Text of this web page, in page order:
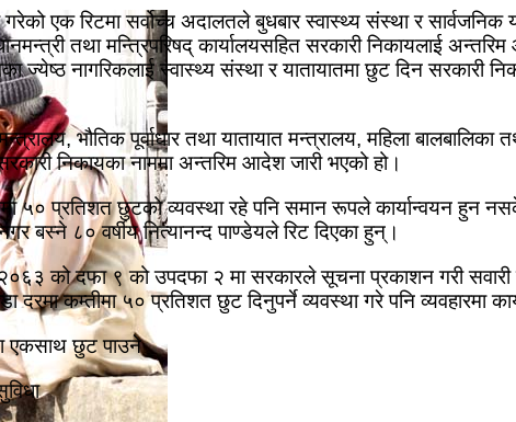
गरेको एक रिटमा सर्वोच्च अदालतले बुधबार स्वास्थ्य संस्था र
तथा मन्त्रिपरिषद् कार्यालयसहित सरकारी निकायलाई
ज्येष्ठ नागरिकलाई स्वास्थ्य संस्था र यातायातमा छुट दिन सरकारी
भौतिक पूर्वाधार तथा यातायात मन्त्रालय, महिला
निकायका नाममा अन्तरिम आदेश जारी भएको हो।
५० प्रतिशत छुटको व्यवस्था रहे पनि समान रूपले कार्यान्वयन हुन
बस्ने ८० वर्षीय नित्यानन्द पाण्डेयले रिट दिएका हुन्।
को दफा ९ को उपदफा २ मा सरकारले सूचना प्रकाशन गरी सवारी
दरमा कम्तीमा ५० प्रतिशत छुट दिनुपर्ने व्यवस्था गरे पनि व्यवहारमा
एकसाथ छुट पाउने